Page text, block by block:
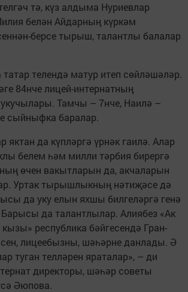
тә, күз алдыма Нуриевлар
белән Айдарның күркәм
берсе тырыш, талантлы балалар
телендә матур итеп сөйләшәләр.
84нче лицей-интернатның
Тамчы – 7нче, Наилә –
сыйныфка баралар.
яктан да күпләргә үрнәк гаилә. Алар
белем һәм милли тәрбия бирергә
өчен вакытларын да, акчаларын
Уртак тырышлыкның нәтиҗәсе дә
да уку елын яхшы билгеләргә генә
да талантлылар. Алиябез «Ак
республика бәйгесендә Гран-
лицеебызны, шәһәрне данлады. Ә
туган телләрен яраталар», – ди
директоры, шәһәр советы
Әюпова.